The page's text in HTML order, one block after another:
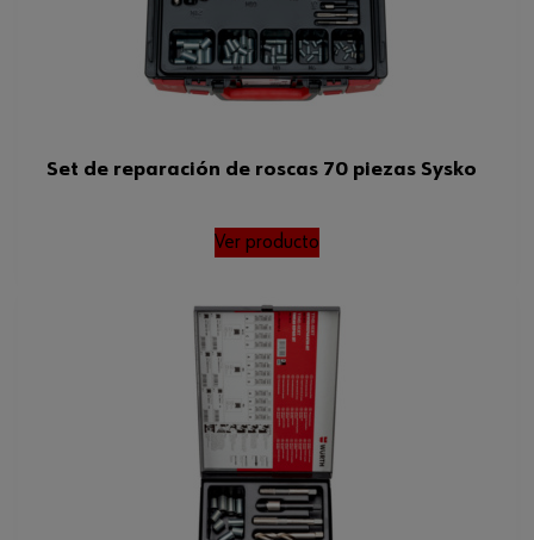
Set de reparación de roscas 70 piezas Sysko
Ver producto